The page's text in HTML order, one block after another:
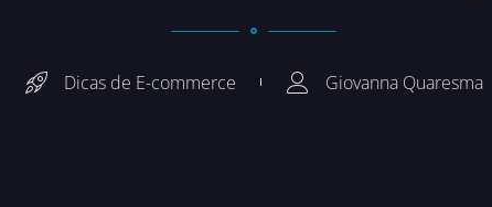
Dicas de E-commerce Giovanna Quaresma